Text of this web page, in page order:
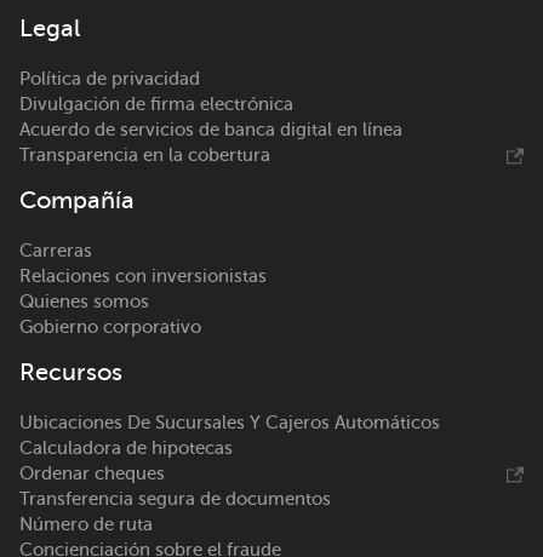
Legal
Política de privacidad
Divulgación de firma electrónica
Acuerdo de servicios de banca digital en línea
Transparencia en la cobertura
Compañía
Carreras
Relaciones con inversionistas
Quienes somos
Gobierno corporativo
Recursos
Ubicaciones De Sucursales Y Cajeros Automáticos
Calculadora de hipotecas
Ordenar cheques
Transferencia segura de documentos
Número de ruta
Concienciación sobre el fraude